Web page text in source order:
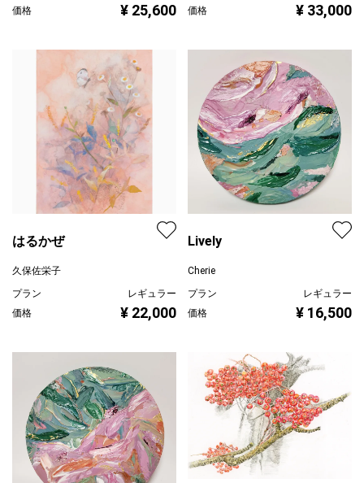
価格
¥ 25,600
価格
¥ 33,000
はるかぜ
久保佐栄子
プラン
レギュラー
価格
¥ 22,000
Lively
Cherie
プラン
レギュラー
価格
¥ 16,500